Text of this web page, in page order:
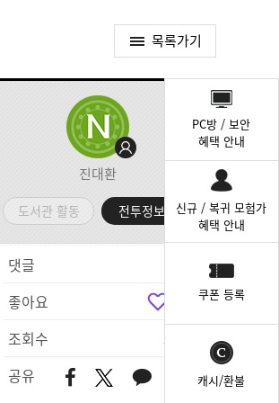
목록가기
진대환
도서관 활동 전투정보실
댓글
좋아요
조회수
397
공유
PC방 / 보안
혜택 안내
신규 / 복귀 모험가
혜택 안내
쿠폰 등록
캐시/환불